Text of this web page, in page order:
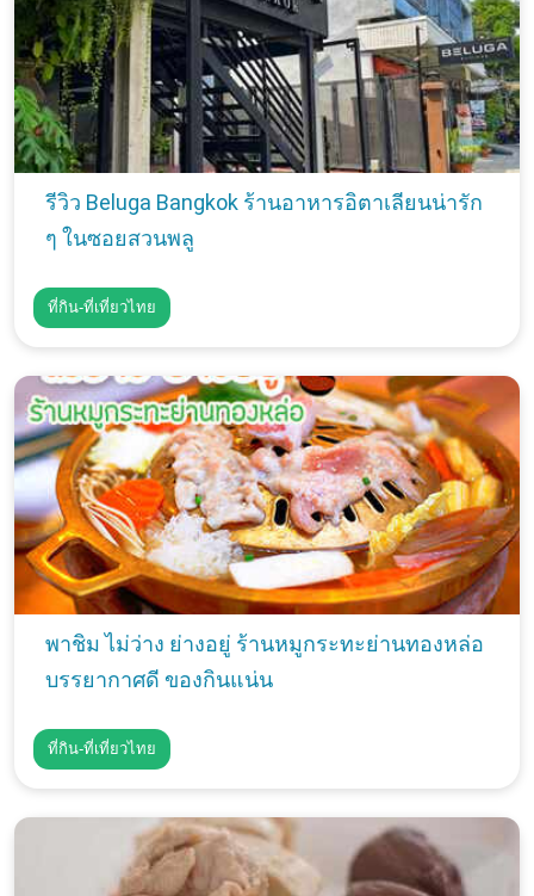
รีวิว Beluga Bangkok ร้านอาหารอิตาเลียนน่ารัก
ๆ ในซอยสวนพลู
ที่กิน-ที่เที่ยวไทย
พาชิม ไม่ว่าง ย่างอยู่ ร้านหมูกระทะย่านทองหล่อ
บรรยากาศดี ของกินแน่น
ที่กิน-ที่เที่ยวไทย